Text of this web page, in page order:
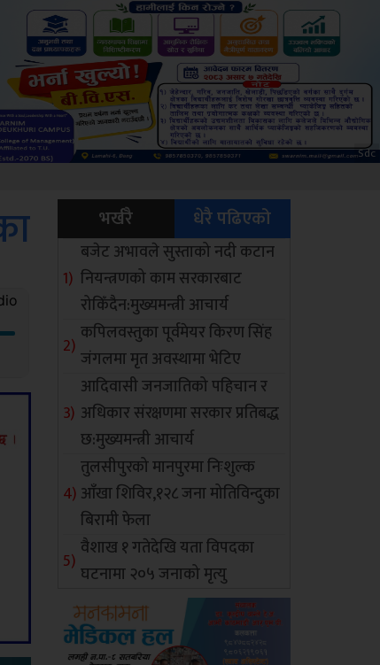
Amb
भर्खरै धेरै पढिएको
बजेट अभावले सुस्ताको नदी कटान
नियन्त्रणको काम सरकारबाट
रोकिँदैन:मुख्यमन्त्री आचार्य
कपिलवस्तुका पूर्वमेयर किरण सिंह
जंगलमा मृत अवस्थामा भेटिए
आदिवासी जनजातिको पहिचान र
अधिकार संरक्षणमा सरकार प्रतिबद्ध
छ:मुख्यमन्त्री आचार्य
तुलसीपुरको मानपुरमा निःशुल्क
आँखा शिविर,१२८ जना मोतिविन्दुका
बिरामी फेला
वैशाख १ गतेदेखि यता विपदका
घटनामा २०५ जनाको मृत्यु